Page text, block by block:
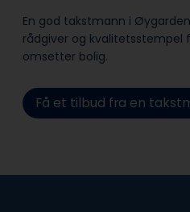
En god takstmann i
rådgiver og kvalitetsstempel
omsetter bolig.
Få et tilbud fra en